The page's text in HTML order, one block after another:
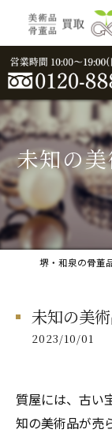
未知の
未知の美
2023/10/01
質屋には、古い
知の美術品が売